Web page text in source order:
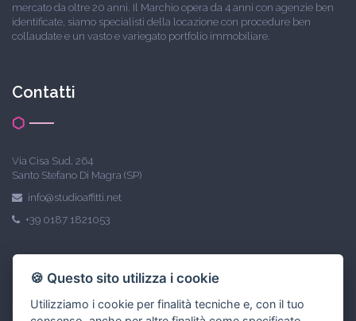
mercato da oltre 20 anni. Il Marchio opera da 4 anni con agenzie ben
identificate, siamo specialisti della locazione con procedure ben
collaudate e un vasto e variegato portfolio immobiliare.
Contatti
Via Cisa Sud, 264
Santo Stefano Di Magra (SP)
info@studioaffitti.net
+39 0187 1821053
Link utili
🍪 Questo sito utilizza i cookie
Utilizziamo i cookie per finalità tecniche e, con il tuo